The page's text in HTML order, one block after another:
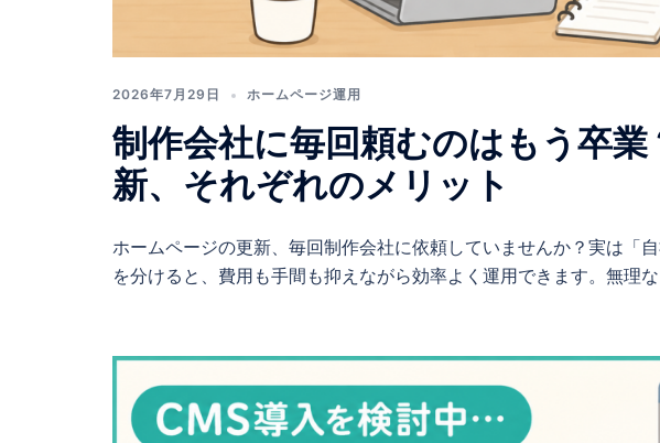
2026年7月29日 ホームページ運用
制作会社に毎回頼むのはもう卒
新、それぞれのメリット
ホームページの更新、毎回制作会社に依頼していませんか？実は「
を分けると、費用も手間も抑えながら効率よく運用できます。無理